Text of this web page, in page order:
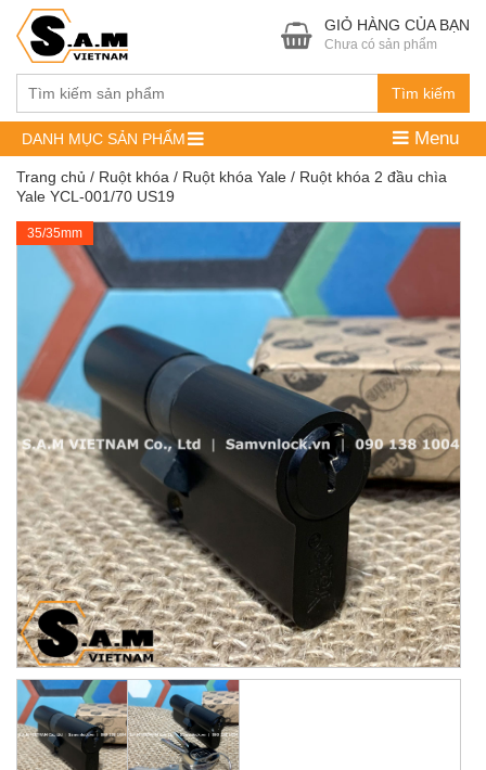
Tìm kiếm
GIỎ HÀNG CỦA BẠN
Chưa có sản phẩm
DANH MỤC SẢN PHẨM Menu
Trang chủ / Ruột khóa / Ruột khóa Yale / Ruột khóa 2 đầu chìa
Yale YCL-001/70 US19
35/35mm